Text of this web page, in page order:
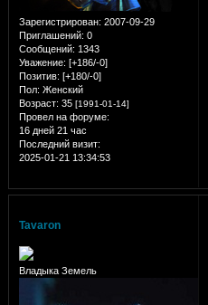
Зарегистрирован: 2007-09-29
Приглашений: 0
Сообщений: 1343
Уважение: [+186/-0]
Позитив: [+180/-0]
Пол: Женский
Возраст: 35 [1991-01-14]
Провел на форуме:
16 дней 21 час
Последний визит:
2025-01-21 13:34:53
Tavaron
Владыка Земель